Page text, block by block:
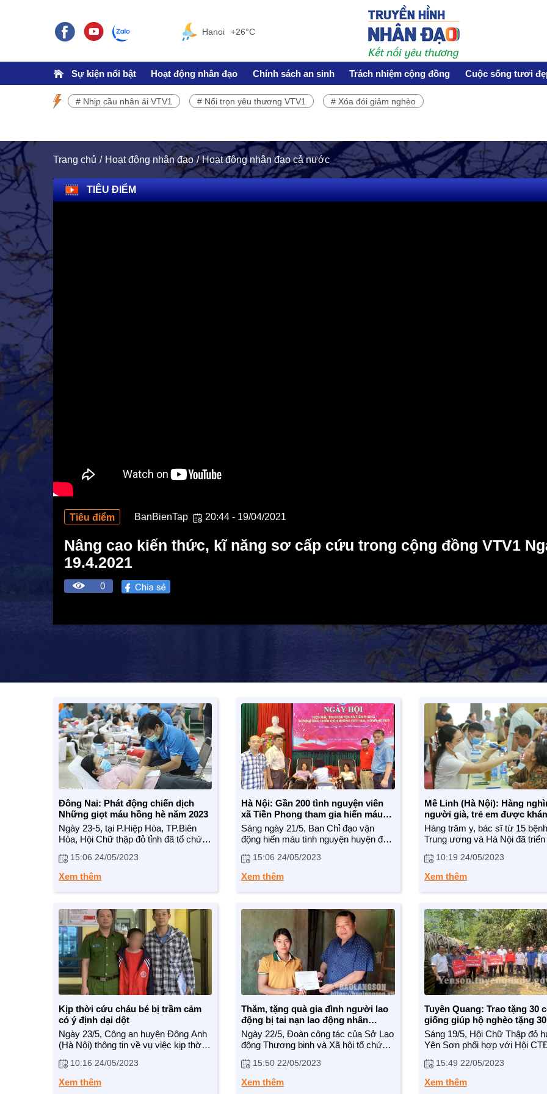
Hanoi +26°C
Sự kiện nổi bật Hoạt động nhân đạo Chính sách an sinh Trách nhiệm cộng đồng Cuộc sống tươi
SỰ KIỆN NỔI BẬT HOẠT ĐỘNG NHÂN ĐẠO
Hoạt động nhân đạo cả nước
# Nhịp cầu nhân ái VTV1 # Nối trọn yêu thương VTV1 # Xóa đói giảm nghèo
Trang chủ Hoạt động nhân đạo Hoạt động nhân đạo cả nước
TIÊU ĐIỂM
Tiêu điểm BanBienTap 20:44 - 19/04/2021
Nâng cao kiến thức, kĩ năng sơ cấp cứu trong cộng đồng VTV1
19.4.2021
0
Đông Nai: Phát động chiến dịch
Những giọt máu hồng hè năm 2023
Ngày 23-5, tại P.Hiệp Hòa, TP.Biên
Hòa, Hội Chữ thập đỏ tỉnh đã tổ chức
nguyện Những giọt máu hồng hè năm
2023 và tiếp nhận hiến máu tình
nguyện.
15:06 24/05/2023
Xem thêm
Hà Nội: Gần 200 tình nguyện viên
xã Tiền Phong tham gia hiến máu
tình nguyện
Sáng ngày 21/5, Ban Chỉ đạo vận
động hiến máu tình nguyện huyện đã
nguyện tại xã Tiền Phong hưởng ứng
chiến dịch những giọt máu hồng hè
2023 “Hiến máu cứu người - Xin hiến
thường xuyên”. Xã Tiền Phong - là
biểu trong phong trào hiến máu tình
nguyện của huyện Thường Tín. Trong
3 năm qua đã liên tục đăng cai tổ
chức riêng đơn vị xã mình một điểm
hiến máu.
15:06 24/05/2023
Xem thêm
Mê Linh (Hà Nội): Hàng
người già, trẻ em được
khỏe miễn phí
Hàng trăm y, bác sĩ từ 15
Trung ương và Hà Nội đã triển
huyện Mê Linh, Hà Nội để thực
việc khám sức khỏe miễn phí
hàng nghìn người dân trong
5/2023 này.
10:19 24/05/2023
Xem thêm
Kịp thời cứu cháu bé bị trầm cảm
có ý định dại dột
Ngày 23/5, Công an huyện Đông Anh
(Hà Nội) thông tin về vụ việc kịp thời
nhảy cầu Thăng Long. Hiện, đơn vị đã
bàn giao cháu cho gia đình sau khi ổn
định tinh thần cho cháu.
10:16 24/05/2023
Xem thêm
Thăm, tặng quà gia đình người lao
động bị tai nạn lao động nhân
tháng hành động về an toàn vệ sinh
lao động
Ngày 22/5, Đoàn công tác của Sở Lao
động Thương binh và Xã hội tổ chức
người lao động, thân nhân người lao
động bị tai nạn lao động có hoàn cảnh
khó khăn trong năm 2022.
15:50 22/05/2023
Xem thêm
Tuyên Quang: Trao tặng 30
giống giúp hộ nghèo tặng 30 con dê
giống tại thôn Vàng On, xã
Minh
Sáng 19/5, Hội Chữ Thập đỏ
Yên Sơn phối hợp với Hội
Tuyên Quang tổ chức trao tặng
dê cho các hộ gia đình có hoàn
khó khăn tại thôn Vàng On, xã
15:49 22/05/2023
Xem thêm